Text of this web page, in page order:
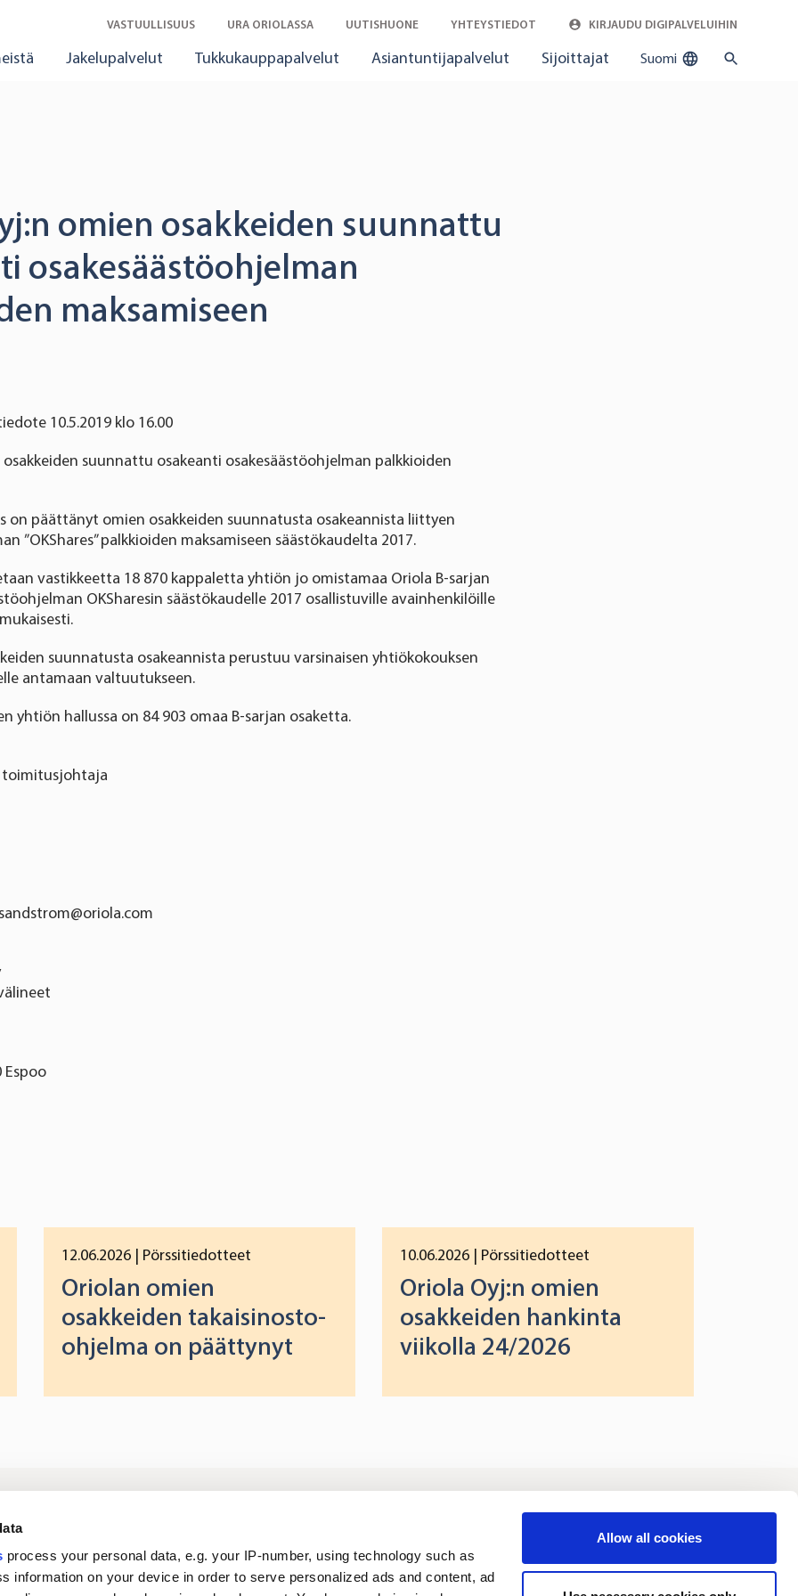
process your personal data, e.g. your IP-number, using technology such as
information on your device in order to serve personalized ads and content, ad
Allow all cookies
VASTUULLISUUS URA ORIOLASSA UUTISHUONE YHTEYSTIEDOT KIRJAUDU DIGIPALVELUIHIN
Jakelupalvelut Tukkukauppapalvelut Asiantuntijapalvelut Sijoittajat Suomi
omien osakkeiden suunnattu
osakesäästöohjelman
maksamiseen
10.5.2019 klo 16.00
suunnattu osakeanti osakesäästöohjelman palkkioiden
on päättänyt omien osakkeiden suunnatusta osakeannista liittyen
”OKShares” palkkioiden maksamiseen säästökaudelta 2017.
vastikkeetta 18 870 kappaletta yhtiön jo omistamaa Oriola B-sarjan
OKSharesin säästökaudelle 2017 osallistuville avainhenkilöille
suunnatusta osakeannista perustuu varsinaisen yhtiökokouksen
antamaan valtuutukseen.
yhtiön hallussa on 84 903 omaa B-sarjan osaketta.
toimitusjohtaja
Espoo
12.06.2026 | Pörssitiedotteet
Oriolan omien
osakkeiden takaisinosto-
ohjelma on päättynyt
10.06.2026 | Pörssitiedotteet
Oriola Oyj:n omien
osakkeiden hankinta
viikolla 24/2026
digipalveluihin